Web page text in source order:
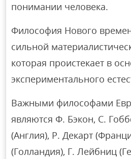
понимании человека.
Философия Нового
сильной
которая проистекает в
экспериментального
Важными философами
являются Ф. Бэкон, С.
(Англия), Р. Декарт
(Голландия), Г. Лейбниц